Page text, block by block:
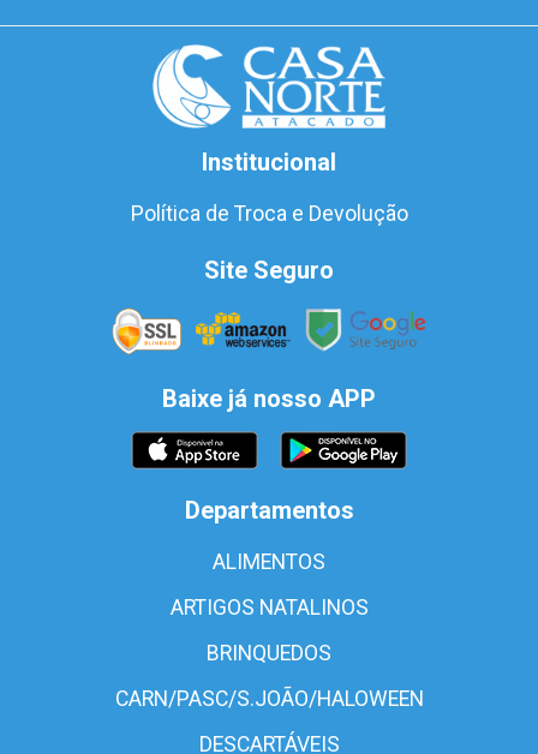
Institucional
Política de Troca e Devolução
Site Seguro
Baixe já nosso APP
Departamentos
ALIMENTOS
ARTIGOS NATALINOS
BRINQUEDOS
CARN/PASC/S.JOÃO/HALOWEEN
DESCARTÁVEIS